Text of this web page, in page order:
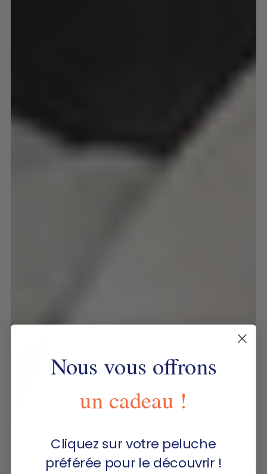
Nous vous offrons
un cadeau !
Cliquez sur votre peluche
préférée pour le découvrir !